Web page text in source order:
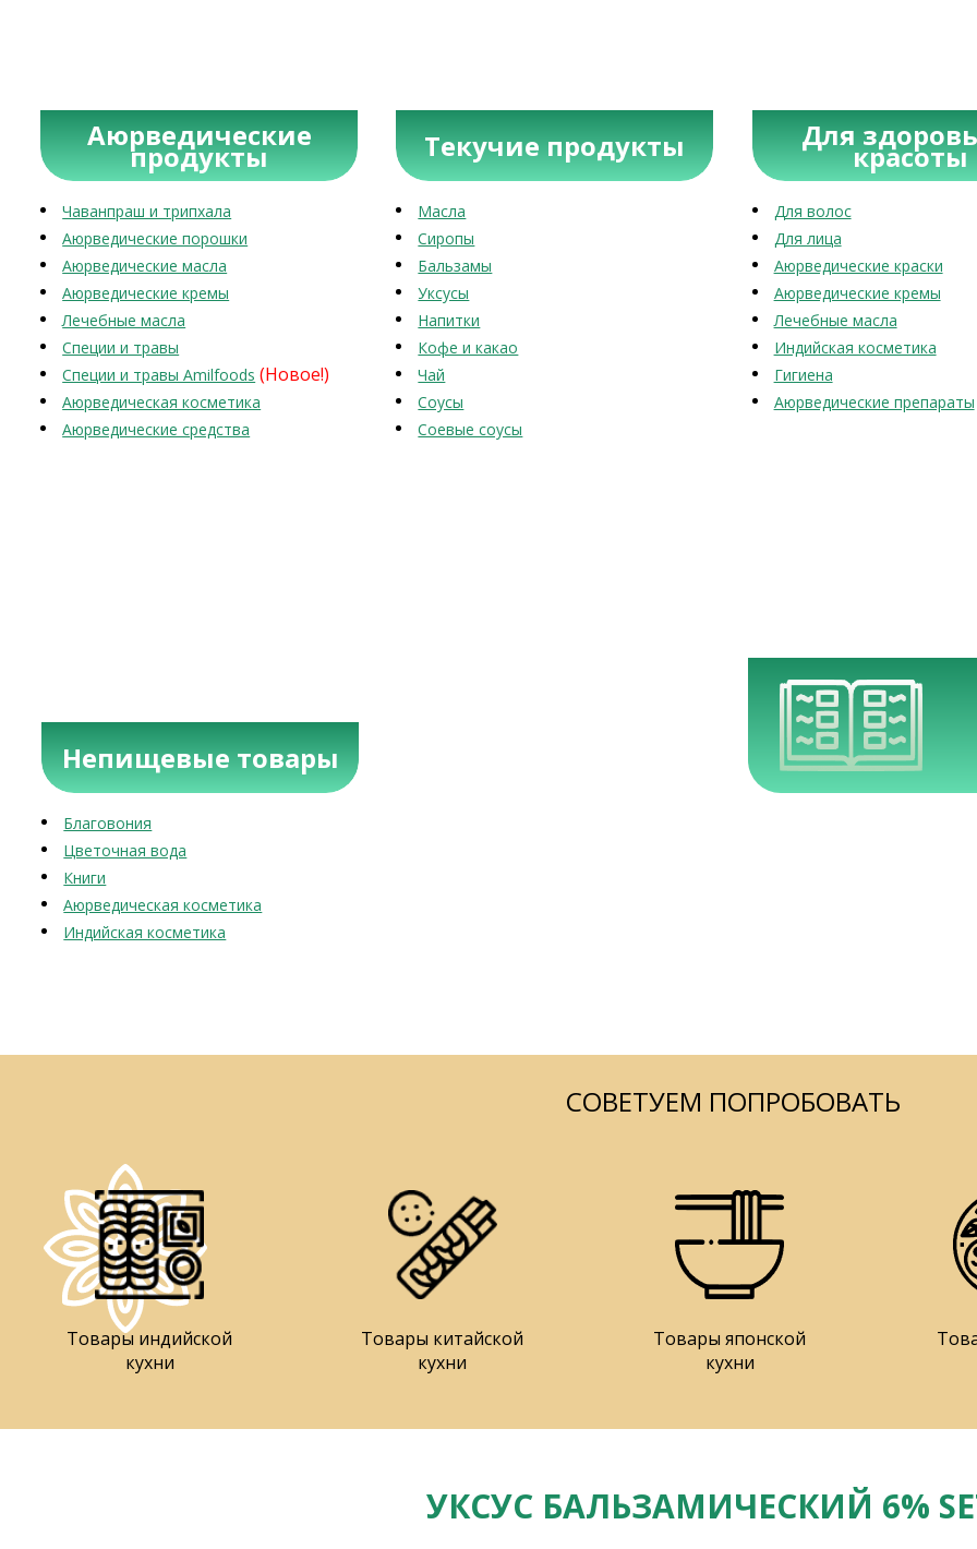
Аюрведические
продукты
Чаванпраш и трипхала
Аюрведические порошки
Аюрведические масла
Аюрведические кремы
Лечебные масла
Специи и травы
Специи и травы Amilfoods (Новое!)
Аюрведическая косметика
Аюрведические средства
Текучие продукты
Масла
Сиропы
Бальзамы
Уксусы
Напитки
Кофе и какао
Чай
Соусы
Соевые соусы
Для
красоты
Для волос
Для лица
Аюрведические краски
Аюрведические кремы
Лечебные масла
Индийская косметика
Гигиена
Аюрведические препараты
Непищевые товары
Благовония
Цветочная вода
Книги
Аюрведическая косметика
Индийская косметика
СОВЕТУЕМ ПОПРОБОВАТЬ
Товары индийской
кухни
Товары китайской
кухни
Товары японской
кухни
УКСУС БАЛЬЗАМИЧЕСКИЙ 6%